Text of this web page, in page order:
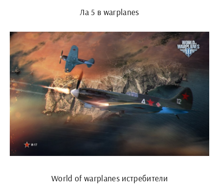
Ла 5 в warplanes
World of warplanes истребители